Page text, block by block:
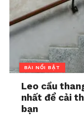
BÀI NỔI BẬT
Leo cầu
nhất để cải
bạn